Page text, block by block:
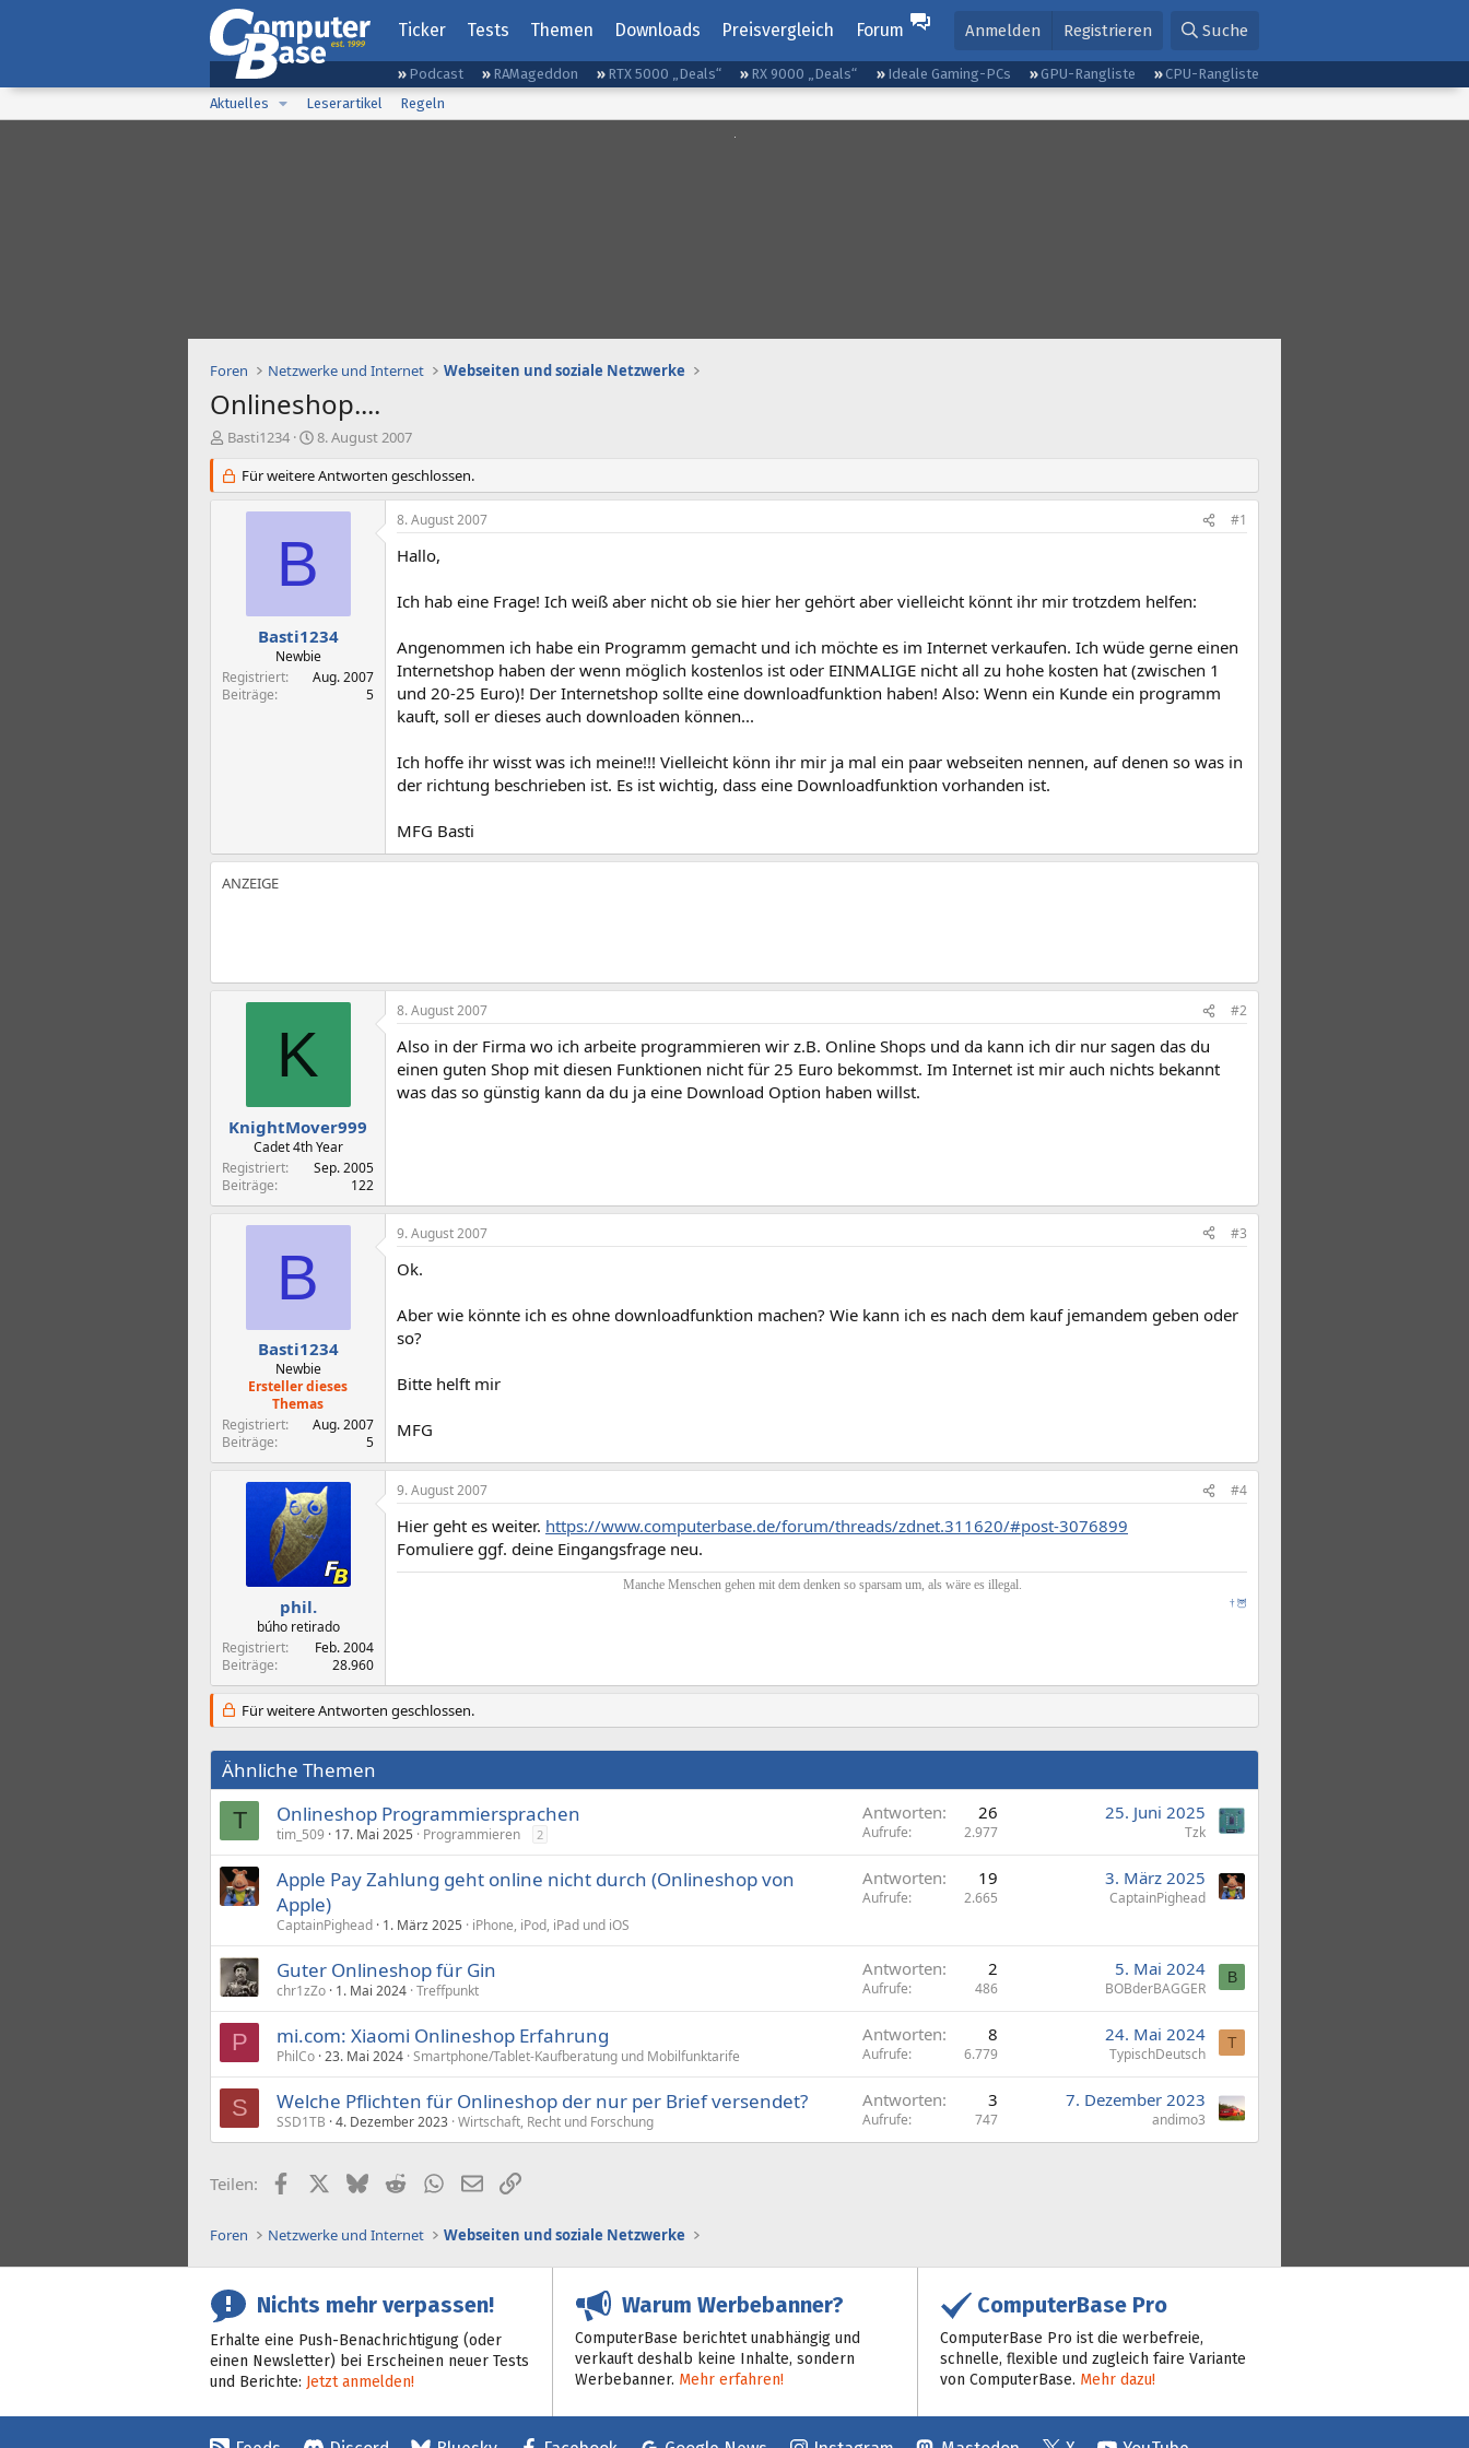
Ticker Tests Themen Downloads Preisvergleich Forum Anmelden Registrieren Suche
Podcast RAMageddon RTX 5000 „Deals“ RX 9000 „Deals“ Ideale Gaming-PCs GPU-Rangliste
CPU-Rangliste
Aktuelles
Leserartikel Regeln
Foren Netzwerke und Internet Webseiten und soziale Netzwerke
Onlineshop....
E
s
t
Basti1234
E
s
t
e
m
8. August 2007
Für weitere Antworten geschlossen.
B
Basti1234
Newbie
Registriert
Aug. 2007
Beiträge
5
8. August 2007 #1
Hallo,
Ich hab eine Frage! Ich weiß aber nicht ob sie hier her gehört aber vielleicht könnt ihr mir trotzdem helfen:
Angenommen ich habe ein Programm gemacht und ich möchte es im Internet verkaufen. Ich wüde gerne einen
Internetshop haben der wenn möglich kostenlos ist oder EINMALIGE nicht all zu hohe kosten hat (zwischen 1
und 20-25 Euro)! Der Internetshop sollte eine downloadfunktion haben! Also: Wenn ein Kunde ein programm
kauft, soll er dieses auch downloaden können...
Ich hoffe ihr wisst was ich meine!!! Vielleicht könn ihr mir ja mal ein paar webseiten nennen, auf denen so was in
der richtung beschrieben ist. Es ist wichtig, dass eine Downloadfunktion vorhanden ist.
MFG Basti
K
KnightMover999
Cadet 4th Year
Registriert
Sep. 2005
Beiträge
122
8. August 2007 #2
Also in der Firma wo ich arbeite programmieren wir z.B. Online Shops und da kann ich dir nur sagen das du
einen guten Shop mit diesen Funktionen nicht für 25 Euro bekommst. Im Internet ist mir auch nichts bekannt
was das so günstig kann da du ja eine Download Option haben willst.
B
Basti1234
Newbie
Ersteller dieses
Themas
Registriert
Aug. 2007
Beiträge
5
9. August 2007 #3
Ok.
Aber wie könnte ich es ohne downloadfunktion machen? Wie kann ich es nach dem kauf jemandem geben oder
so?
Bitte helft mir
MFG
phil.
búho retirado
Registriert
Feb. 2004
Beiträge
28.960
9. August 2007 #4
Hier geht es weiter. https://www.computerbase.de/forum/threads/zdnet.311620/#post-3076899
Fomuliere ggf. deine Eingangsfrage neu.
Manche Menschen gehen mit dem denken so sparsam um, als wäre es illegal.
† 🦉
Für weitere Antworten geschlossen.
Ähnliche Themen
T Onlineshop Programmiersprachen
tim_509 17. Mai 2025 Programmieren 2
Antworten 26
Aufrufe 2.977
25. Juni 2025
Tzk
Apple Pay Zahlung geht online nicht durch (Onlineshop von
Apple)
CaptainPighead 1. März 2025 iPhone, iPod, iPad und iOS
Antworten 19
Aufrufe 2.665
3. März 2025
CaptainPighead
Guter Onlineshop für Gin
chr1zZo 1. Mai 2024 Treffpunkt
Antworten 2
Aufrufe 486
5. Mai 2024
BOBderBAGGER
B
P mi.com: Xiaomi Onlineshop Erfahrung
PhilCo 23. Mai 2024 Smartphone/Tablet-Kaufberatung und Mobilfunktarife
Antworten 8
Aufrufe 6.779
24. Mai 2024
TypischDeutsch
T
S Welche Pflichten für Onlineshop der nur per Brief versendet?
SSD1TB 4. Dezember 2023 Wirtschaft, Recht und Forschung
Antworten 3
Aufrufe 747
7. Dezember 2023
andimo3
Teilen: FacebookX (Twitter)
BlueskyRedditWhatsApp
E-MailLink
Foren Netzwerke und Internet Webseiten und soziale Netzwerke
Nichts mehr verpassen!
Erhalte eine Push-Benachrichtigung (oder
einen Newsletter) bei Erscheinen neuer Tests
und Berichte: Jetzt anmelden!
Warum Werbebanner?
ComputerBase berichtet unabhängig und
verkauft deshalb keine Inhalte, sondern
Werbebanner. Mehr erfahren!
ComputerBase Pro
ComputerBase Pro ist die werbefreie,
schnelle, flexible und zugleich faire Variante
von ComputerBase. Mehr dazu!